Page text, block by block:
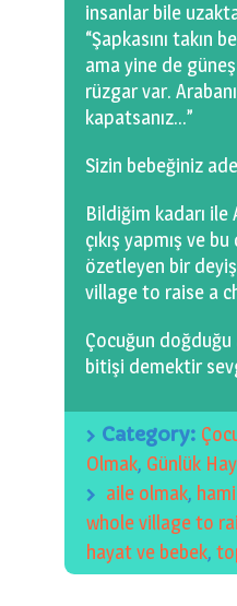
insanlar bile
“Şapkasını takın
ama yine de güneş
rüzgar var.
kapatsanız…”
Sizin bebeğiniz
Bildiğim kadarı
çıkış yapmış ve
özetleyen bir
village to raise a
Çocuğun doğduğu
bitişi demektir
Category:
Olmak, Günlük
aile olmak,
whole village to
hayat ve bebek,